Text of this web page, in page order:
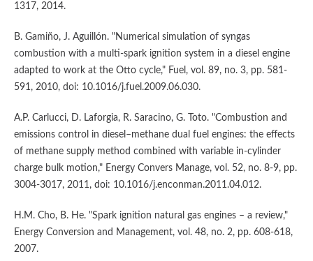
1317, 2014.
B. Gamiño, J. Aguillón. "Numerical simulation of syngas
combustion with a multi-spark ignition system in a diesel engine
adapted to work at the Otto cycle," Fuel, vol. 89, no. 3, pp. 581-
591, 2010, doi: 10.1016/j.fuel.2009.06.030.
A.P. Carlucci, D. Laforgia, R. Saracino, G. Toto. "Combustion and
emissions control in diesel–methane dual fuel engines: the effects
of methane supply method combined with variable in-cylinder
charge bulk motion," Energy Convers Manage, vol. 52, no. 8-9, pp.
3004-3017, 2011, doi: 10.1016/j.enconman.2011.04.012.
H.M. Cho, B. He. "Spark ignition natural gas engines – a review,"
Energy Conversion and Management, vol. 48, no. 2, pp. 608-618,
2007.